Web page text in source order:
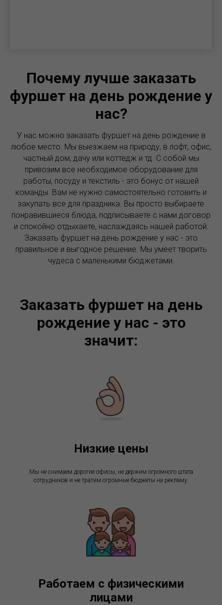
Почему лучше заказать
фуршет на день рождение у
нас?
У нас можно заказать фуршет на день рождение в
любое место. Мы выезжаем на природу, в лофт, офис,
частный дом, дачу или коттедж и тд. С собой мы
привозим все необходимое оборудование для
работы, посуду и текстиль - это бонус от нашей
команды. Вам не нужно самостоятельно готовить и
закупать все для праздника. Вы просто выбираете
понравившиеся блюда, подписываете с нами договор
и спокойно отдыхаете, наслаждаясь нашей работой.
Заказать фуршет на день рождение у нас - это
правильное и выгодное решение. Мы умеет творить
чудеса с маленькими бюджетами.
Заказать фуршет на день
рождение у нас - это
значит:
Низкие цены
Мы не снимаем дорогие офисы, не держим огромного штата
сотрудников и не тратим огромные бюджеты на рекламу.
Работаем с физическими
лицами